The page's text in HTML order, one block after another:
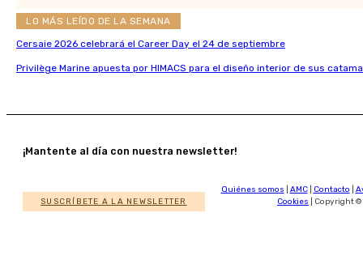
LO MÁS LEÍDO DE LA SEMANA
Cersaie 2026 celebrará el Career Day el 24 de septiembre
Privilège Marine apuesta por HIMACS para el diseño interior de sus
¡Mantente al día con nuestra newsletter!
SUSCRÍBETE A LA NEWSLETTER
Quiénes somos AMC| Contacto
Cookies | Copyright